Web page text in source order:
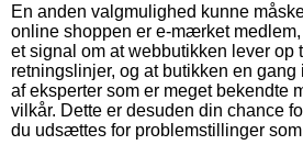
En anden valgmulighed kunne
online shoppen er e-mærket
et signal om at webbutikken lever op
retningslinjer, og at butikken en
af eksperter som er meget bekendte
vilkår. Dette er desuden din chance
du udsættes for problemstillinger